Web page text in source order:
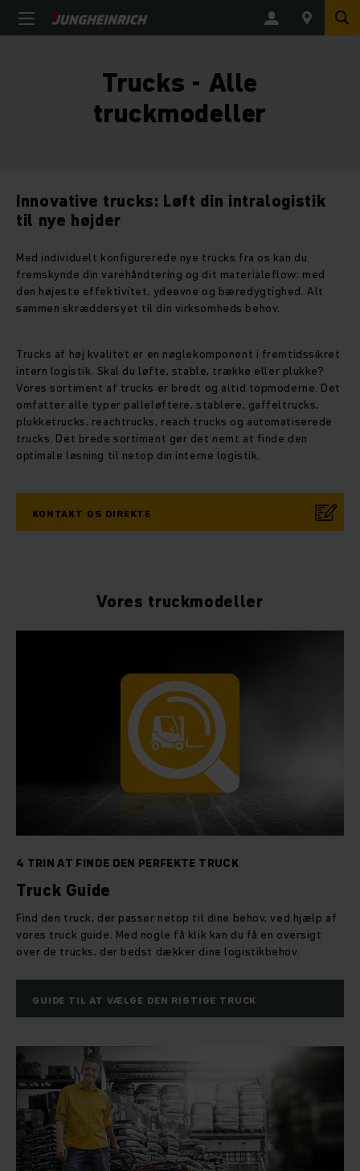
Trucks - Alle
truckmodeller
Innovative trucks: Løft din intralogistik
til nye højder
Med individuelt konfigurerede nye trucks fra os kan du
fremskynde din varehåndtering og dit materialeflow: med
den højeste effektivitet, ydeevne og bæredygtighed. Alt
sammen skræddersyet til din virksomheds behov.
Trucks af høj kvalitet er en nøglekomponent i fremtidssikret
intern logistik. Skal du løfte, stable, trække eller plukke?
Vores sortiment af trucks er bredt og altid topmoderne. Det
omfatter alle typer palleløftere, stablere, gaffeltrucks,
plukketrucks, reachtrucks, reach trucks og automatiserede
trucks. Det brede sortiment gør det nemt at finde den
optimale løsning til netop din interne logistik.
KONTAKT OS DIREKTE
Vores truckmodeller
4 TRIN AT FINDE DEN PERFEKTE TRUCK
Truck Guide
Find den truck, der passer netop til dine behov, ved hjælp af
vores truck guide. Med nogle få klik kan du få en oversigt
over de trucks, der bedst dækker dine logistikbehov.
GUIDE TIL AT VÆLGE DEN RIGTIGE TRUCK